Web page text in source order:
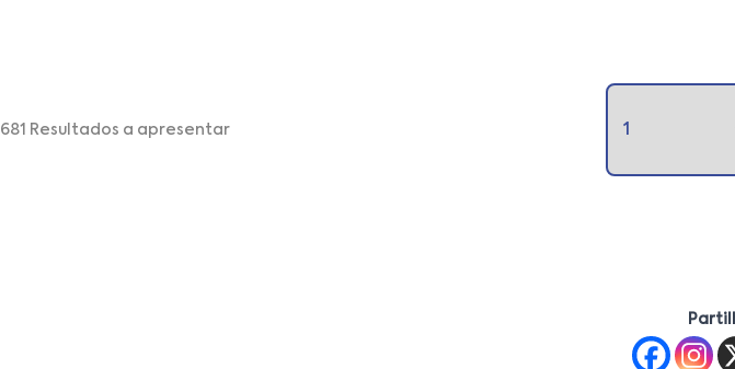
681 Resultados a apresentar